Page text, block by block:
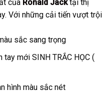
của Ronald Jacktại thị
Với những cải tiến vượt trội
sắc sang trọng
tay mới SINH TRẮC HỌC (
hình màu sắc nét